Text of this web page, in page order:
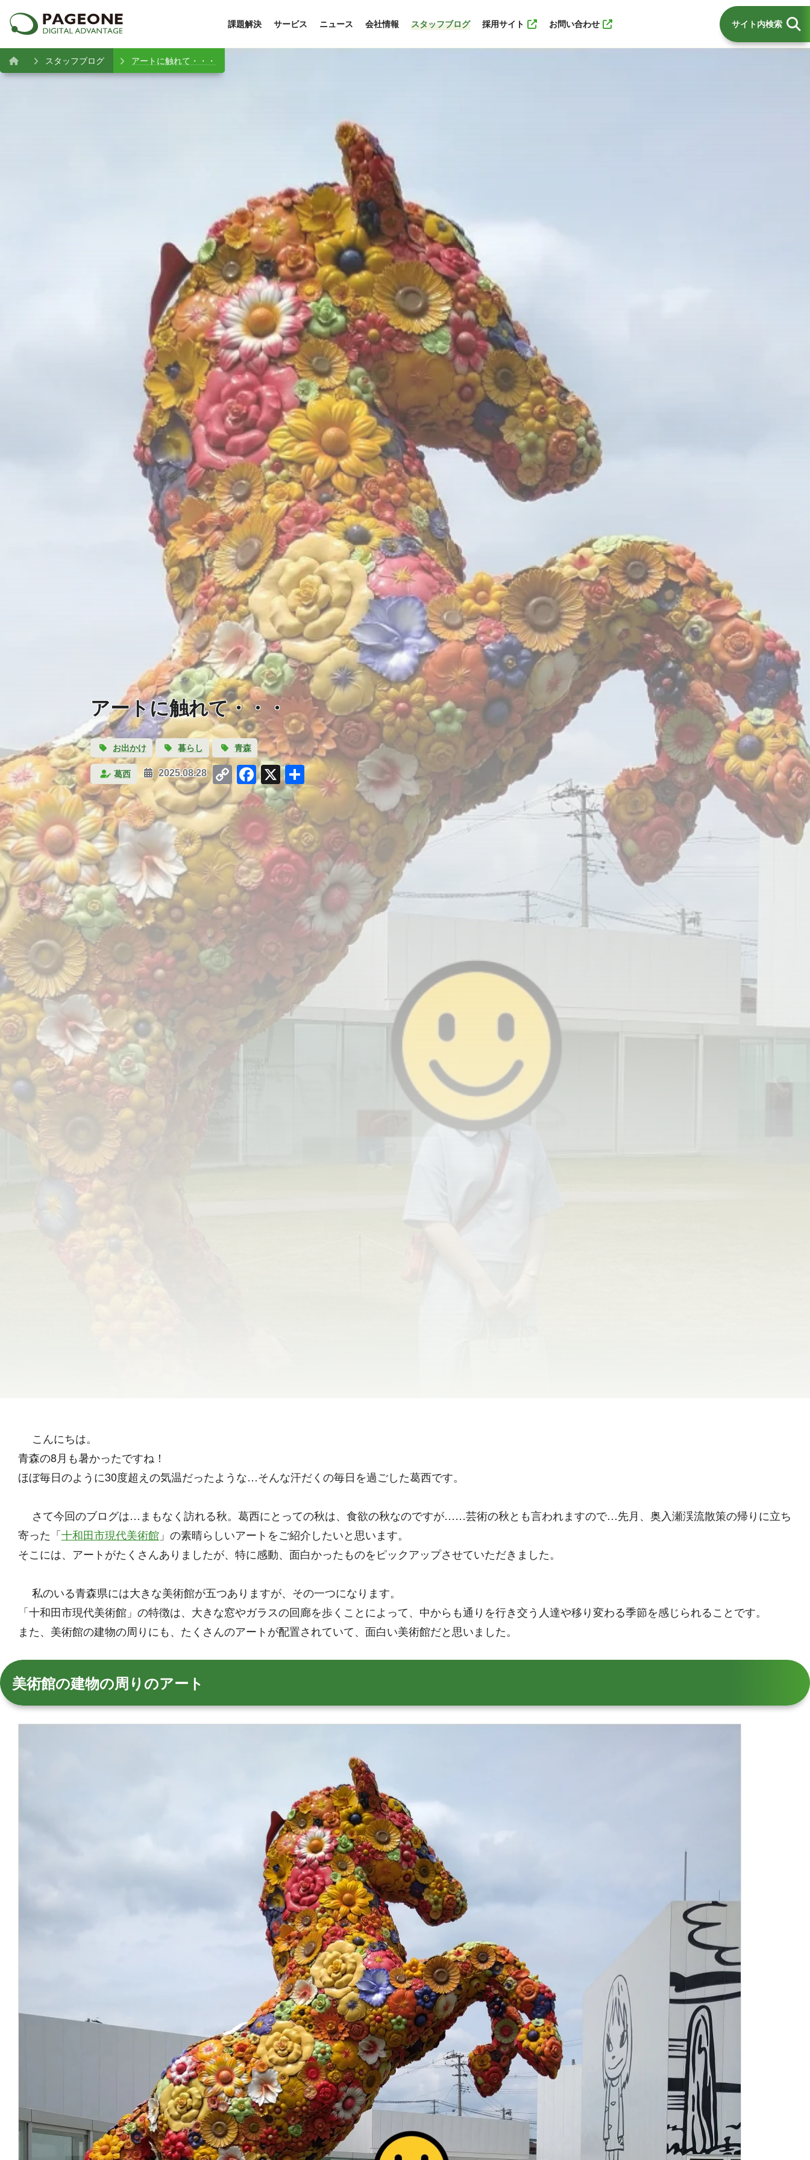
課題解決 サービス ニュース 会社情報 スタッフブログ 採用サイト お問い合わせ サイト内検索
スタッフブログ アートに触れて・・・
アートに触れて・・・
お出かけ 暮らし 青森
葛西 2025.08.28 Copy
Link
Facebook
X 共
有
こんにちは。
青森の8月も暑かったですね！
ほぼ毎日のように30度超えの気温だったような…そんな汗だくの毎日を過ごした葛西です。
さて今回のブログは…まもなく訪れる秋。葛西にとっての秋は、食欲の秋なのですが……芸術の秋とも言われますので…先月、奥入瀬渓流散策の帰りに立ち
寄った「十和田市現代美術館 」の素晴らしいアートをご紹介したいと思います。
そこには、アートがたくさんありましたが、特に感動、面白かったものをピックアップさせていただきました。
私のいる青森県には大きな美術館が五つありますが、その一つになります。
「十和田市現代美術館」の特徴は、大きな窓やガラスの回廊を歩くことによって、中からも通りを行き交う人達や移り変わる季節を感じられることです。
また、美術館の建物の周りにも、たくさんのアートが配置されていて、面白い美術館だと思いました。
美術館の建物の周りのアート